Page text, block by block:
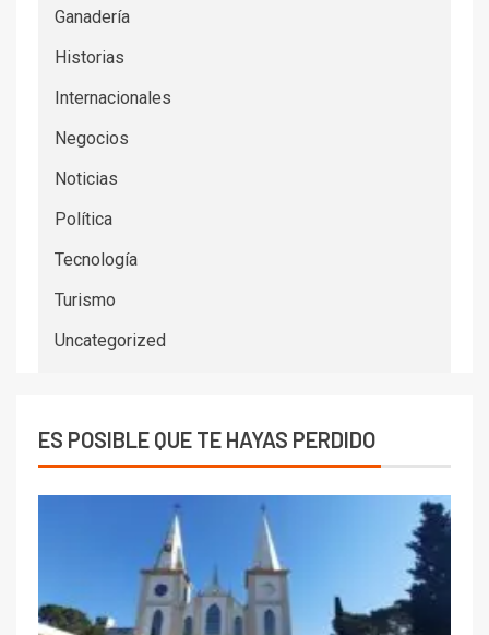
Ganadería
Historias
Internacionales
Negocios
Noticias
Política
Tecnología
Turismo
Uncategorized
ES POSIBLE QUE TE HAYAS PERDIDO